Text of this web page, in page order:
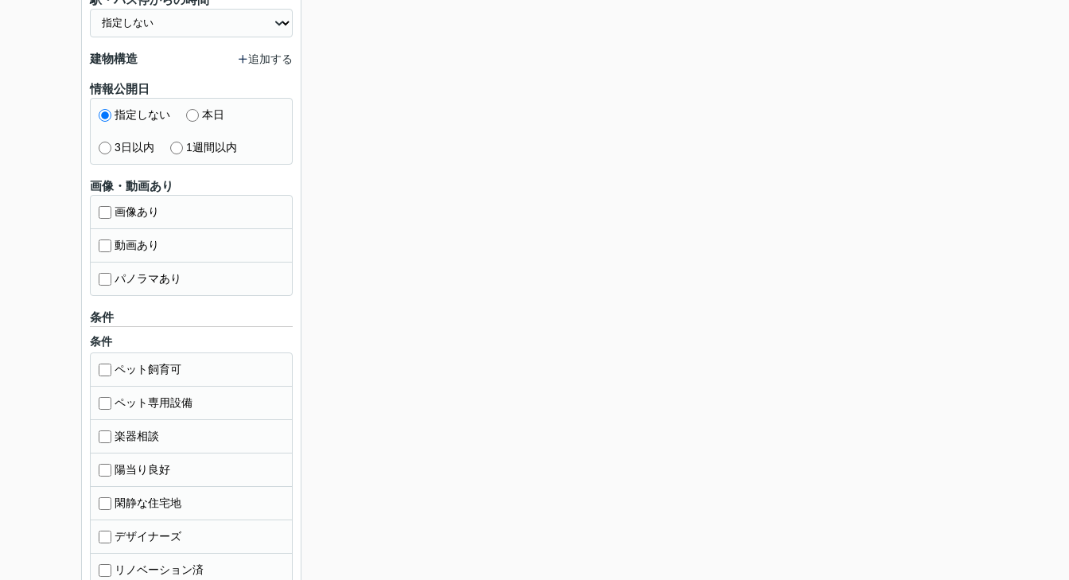
建物構造 追加する
情報公開日
指定しない 本日
3日以内 1週間以内
画像・動画あり
画像あり
動画あり
パノラマあり
条件
条件
ペット飼育可
ペット専用設備
楽器相談
陽当り良好
閑静な住宅地
デザイナーズ
リノベーション済